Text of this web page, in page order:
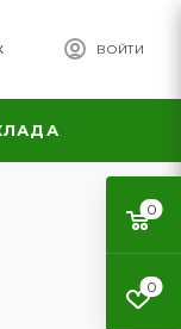
ВОЙТИ
0
0